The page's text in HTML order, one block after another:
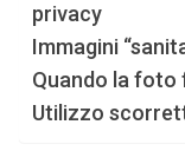
privacy
Immagini
Quando la foto
Utilizzo